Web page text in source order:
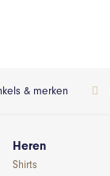
& merken
Heren
Shirts